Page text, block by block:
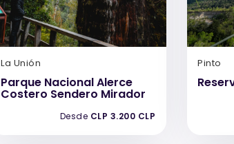
La Unión
Parque Nacional Alerce
Costero Sendero Mirador
Desde CLP 3.200 CLP
Pinto